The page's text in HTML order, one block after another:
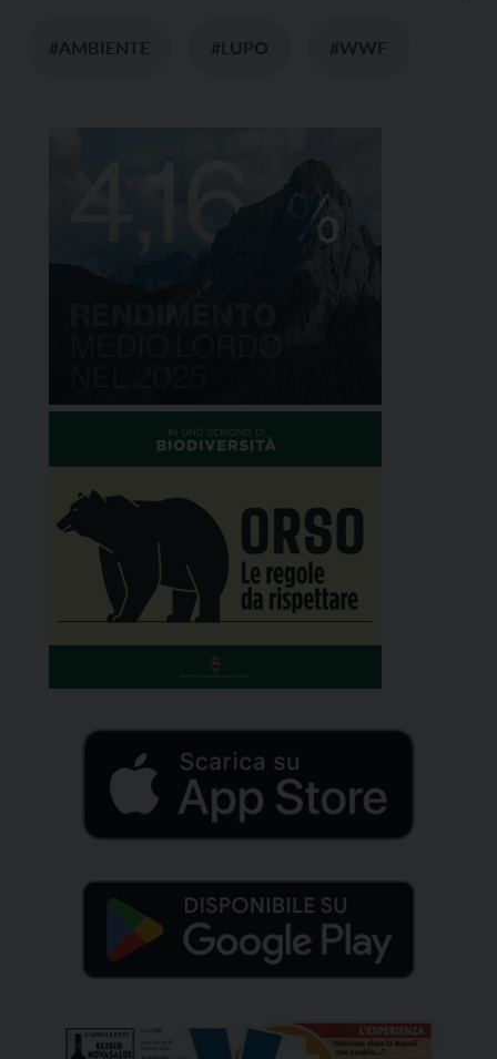
#AMBIENTE #LUPO #WWF